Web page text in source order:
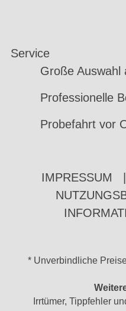
Service
Große Auswahl
Professionelle
Probefahrt vor
IMPRESSUM
* Unverbindliche
Irrtümer, Tippfehler